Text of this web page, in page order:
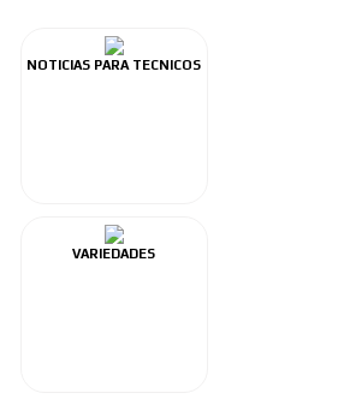
NOTICIAS PARA TECNICOS
VARIEDADES